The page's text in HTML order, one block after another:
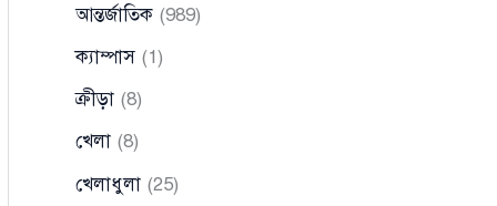
আন্তর্জাতিক (989)
ক্যাম্পাস (1)
ক্রীড়া (8)
খেলা (8)
খেলাধুলা (25)